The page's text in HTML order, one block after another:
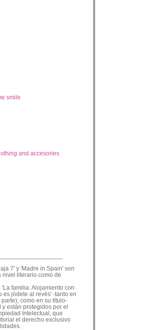
smile
and accesories
7' y 'Madre in Spain' son
nivel literario como de
familia: Alojamiento con
es jódete al revés' -tanto en
como en su título-
están protegidos por el
Intelectual, que
el derecho exclusivo